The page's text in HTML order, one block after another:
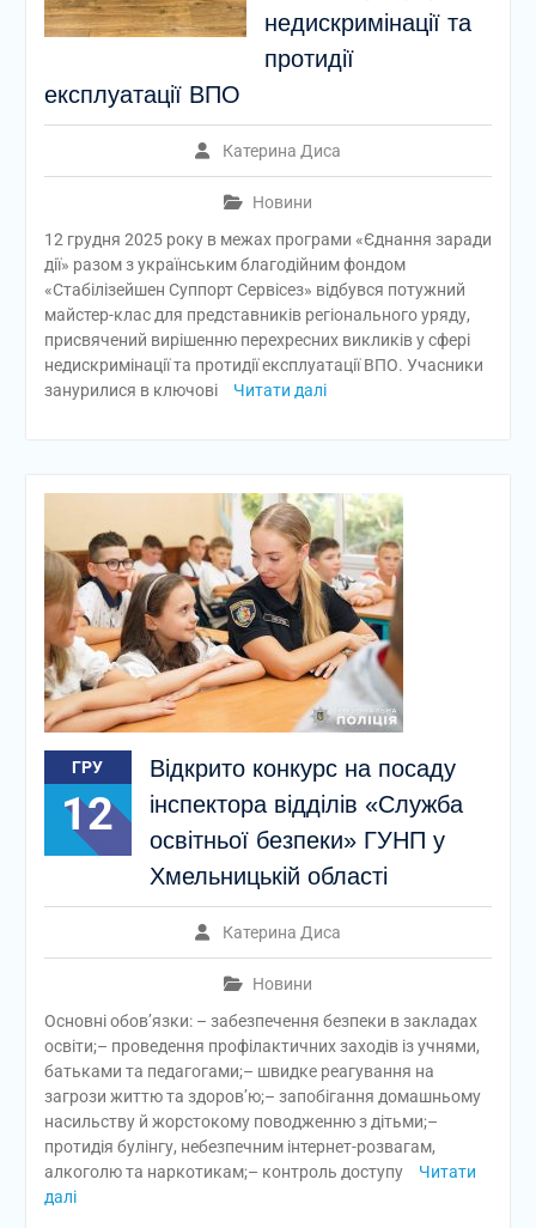
недискримінації та
протидії
експлуатації ВПО
Катерина Диса
Новини
12 грудня 2025 року в межах програми «Єднання заради
дії» разом з українським благодійним фондом
«Стабілізейшен Суппорт Сервісез» відбувся потужний
майстер-клас для представників регіонального уряду,
присвячений вирішенню перехресних викликів у сфері
недискримінації та протидії експлуатації ВПО. Учасники
занурилися в ключові
Читати далі
ГРУ
12
Відкрито конкурс на посаду
інспектора відділів «Служба
освітньої безпеки» ГУНП у
Хмельницькій області
Катерина Диса
Новини
Основні обовʼязки: – забезпечення безпеки в закладах
освіти;– проведення профілактичних заходів із учнями,
батьками та педагогами;– швидке реагування на
загрози життю та здоров’ю;– запобігання домашньому
насильству й жорстокому поводженню з дітьми;–
протидія булінгу, небезпечним інтернет-розвагам,
алкоголю та наркотикам;– контроль доступу
Читати
далі